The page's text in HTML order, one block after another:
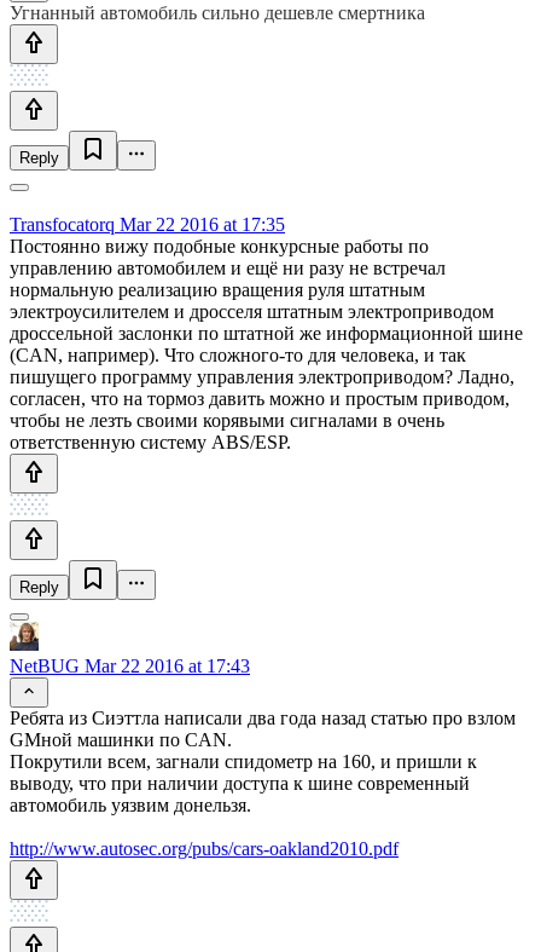
Угнанный автомобиль сильно дешевле смертника
Reply
Transfocatorq Mar 22 2016 at 17:35
Постоянно вижу подобные конкурсные работы по
управлению автомобилем и ещё ни разу не встречал
нормальную реализацию вращения руля штатным
электроусилителем и дросселя штатным электроприводом
дроссельной заслонки по штатной же информационной шине
(CAN, например). Что сложного-то для человека, и так
пишущего программу управления электроприводом? Ладно,
согласен, что на тормоз давить можно и простым приводом,
чтобы не лезть своими корявыми сигналами в очень
ответственную систему ABS/ESP.
Reply
NetBUG Mar 22 2016 at 17:43
Ребята из Сиэттла написали два года назад статью про взлом
GMной машинки по CAN.
Покрутили всем, загнали спидометр на 160, и пришли к
выводу, что при наличии доступа к шине современный
автомобиль уязвим донельзя.
http://www.autosec.org/pubs/cars-oakland2010.pdf